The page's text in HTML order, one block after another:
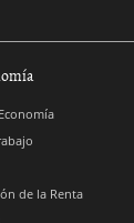
de la Renta